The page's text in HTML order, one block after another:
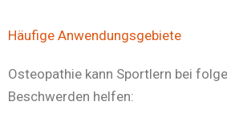
Häufige Anwendungsgebiete
Osteopathie kann Sportlern bei
Beschwerden helfen: